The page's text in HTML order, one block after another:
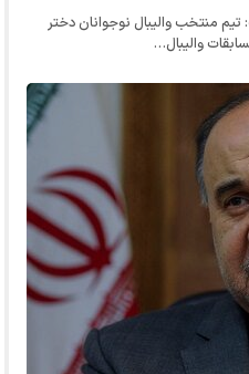
منتخب والیبال نوجوانان دختر
والیبال…